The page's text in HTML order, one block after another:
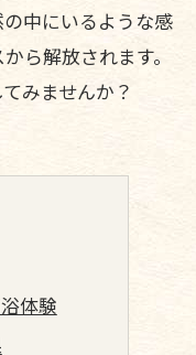
中にいるような感
ら解放されます。
みませんか？
体験